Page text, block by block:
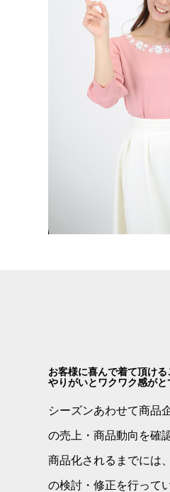
お客様に喜んで着て頂ける
やりがいとワクワク感が
シーズンあわせて商品
の売上・商品動向を確
商品化されるまでには
の検討・修正を行って